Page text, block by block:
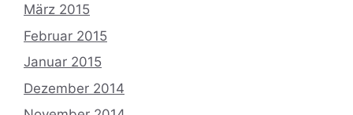
März 2015
Februar 2015
Januar 2015
Dezember 2014